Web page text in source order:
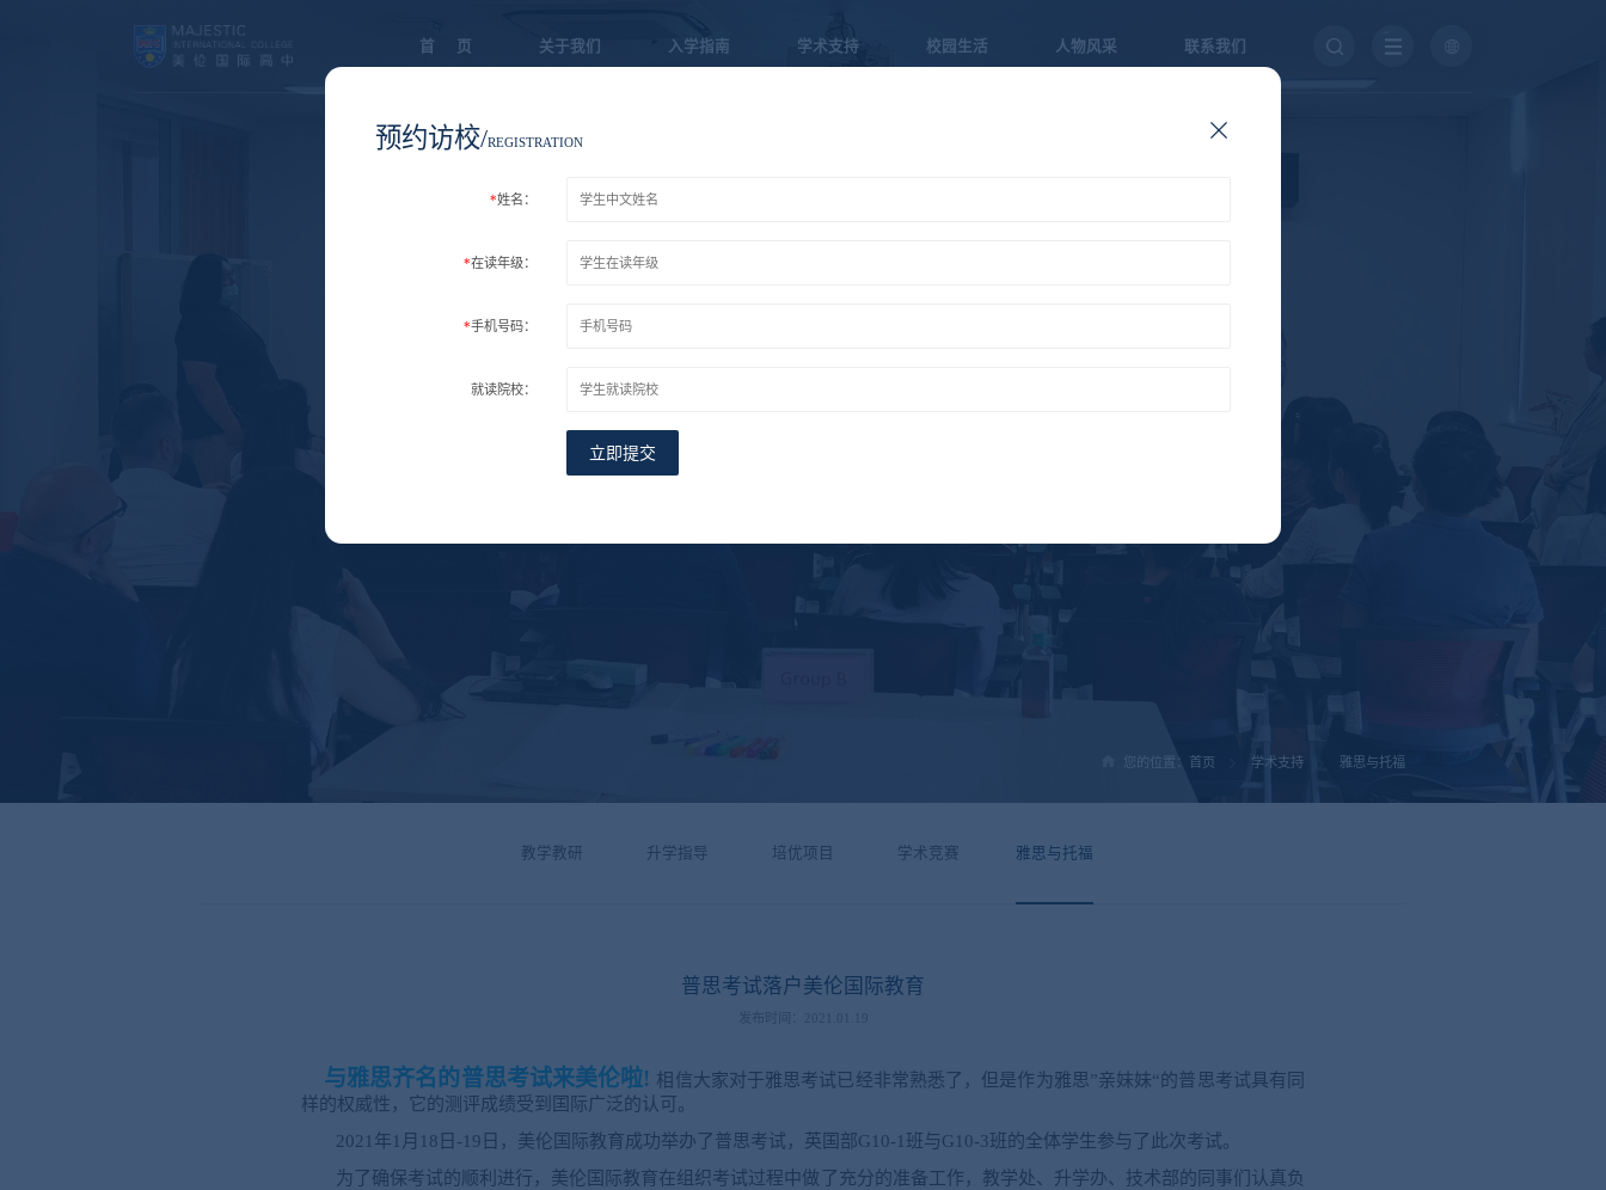
首 页 关于我们 入学指南 学术支持 校园生活 人物风采 联系我们
IELTS & TOEFL
您的位置： 首页 学术支持 雅思与托福
教学教研 升学指导 培优项目 学术竞赛 雅思与托福
普思考试落户美伦国际教育
发布时间：2021.01.19
与雅思齐名的普思考试来美伦啦! 相信大家对于雅思考试已经非常熟悉了，但是作为雅思”亲妹妹“的普思考试具有同
样的权威性，它的测评成绩受到国际广泛的认可。
2021年1月18日-19日，美伦国际教育成功举办了普思考试，英国部G10-1班与G10-3班的全体学生参与了此次考试。
为了确保考试的顺利进行，美伦国际教育在组织考试过程中做了充分的准备工作，教学处、升学办、技术部的同事们认真负
预约访校/REGISTRATION
*姓名：
*在读年级：
*手机号码：
就读院校：
立即提交